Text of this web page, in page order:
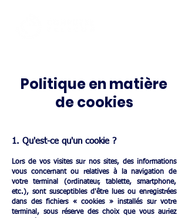
Politique en matière
de cookies
1. Qu'est-ce qu'un cookie ?
Lors de vos visites sur nos sites, des informations
vous concernant ou relatives à la navigation de
votre terminal (ordinateur, tablette, smartphone,
etc.), sont susceptibles d'être lues ou enregistrées
dans des fichiers « cookies » installés sur votre
terminal, sous réserve des choix que vous auriez